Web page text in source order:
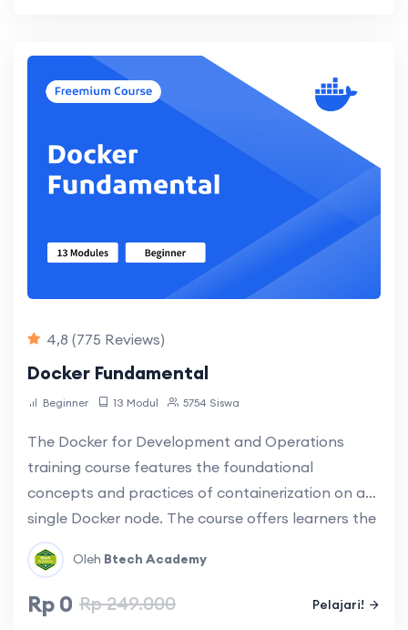
4,8 (775 Reviews)
Docker Fundamental
Beginner 13 Modul 5754 Siswa
The Docker for Development and Operations
training course features the foundational
concepts and practices of containerization on a
single Docker node. The course offers learners the
opportunity to assimilate basic container and how
to manage and scale Docker.
Oleh Btech Academy
Rp 0 Rp 249.000 Pelajari!